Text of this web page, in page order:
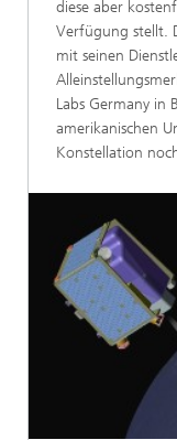
diese aber
Verfügung stellt.
mit seinen
Labs Germany in
amerikanischen
Konstellation